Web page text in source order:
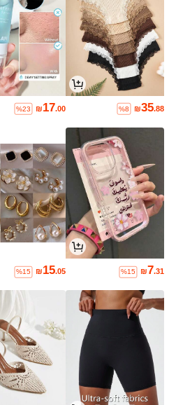
₪35.88
%8
₪17.00
%23
₪7.31
%15
₪15.05
%15